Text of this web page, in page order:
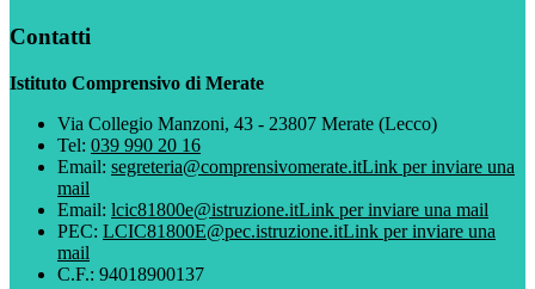
Contatti
Istituto Comprensivo di Merate
Via Collegio Manzoni, 43 - 23807 Merate (Lecco)
Tel: 039 990 20 16
Email: segreteria@comprensivomerate.itLink per inviare una
mail
Email: lcic81800e@istruzione.itLink per inviare una mail
PEC: LCIC81800E@pec.istruzione.itLink per inviare una
mail
C.F.: 94018900137